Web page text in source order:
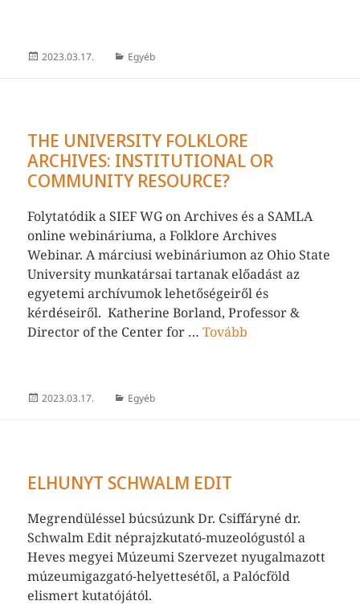
Közzétéve
2023.03.17. Kategória
Egyéb
THE UNIVERSITY FOLKLORE
ARCHIVES: INSTITUTIONAL OR
COMMUNITY RESOURCE?
Folytatódik a SIEF WG on Archives és a SAMLA
online webináriuma, a Folklore Archives
Webinar. A márciusi webináriumon az Ohio State
University munkatársai tartanak előadást az
egyetemi archívumok lehetőségeiről és
kérdéseiről. Katherine Borland, Professor &
Director of the Center for …Tovább
Közzétéve
2023.03.17. Kategória
Egyéb
ELHUNYT SCHWALM EDIT
Megrendüléssel búcsúzunk Dr. Csiffáryné dr.
Schwalm Edit néprajzkutató-muzeológustól a
Heves megyei Múzeumi Szervezet nyugalmazott
múzeumigazgató-helyettesétől, a Palócföld
elismert kutatójától.